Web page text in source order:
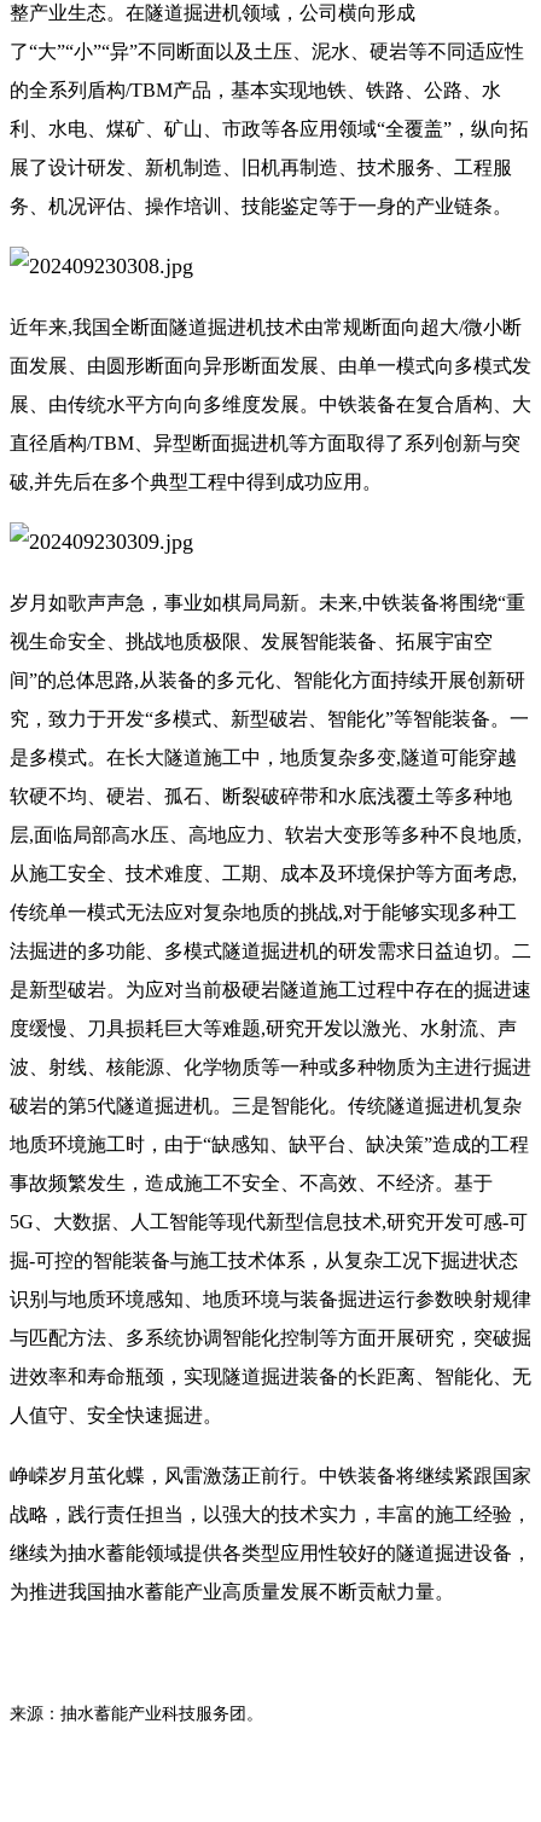
整产业生态。在隧道掘进机领域，公司横向形成
了“大”“小”“异”不同断面以及土压、泥水、硬岩等不同适应性
的全系列盾构/TBM产品，基本实现地铁、铁路、公路、水
利、水电、煤矿、矿山、市政等各应用领域“全覆盖”，纵向拓
展了设计研发、新机制造、旧机再制造、技术服务、工程服
务、机况评估、操作培训、技能鉴定等于一身的产业链条。
近年来,我国全断面隧道掘进机技术由常规断面向超大/微小断
面发展、由圆形断面向异形断面发展、由单一模式向多模式发
展、由传统水平方向向多维度发展。中铁装备在复合盾构、大
直径盾构/TBM、异型断面掘进机等方面取得了系列创新与突
破,并先后在多个典型工程中得到成功应用。
岁月如歌声声急，事业如棋局局新。未来,中铁装备将围绕“重
视生命安全、挑战地质极限、发展智能装备、拓展宇宙空
间”的总体思路,从装备的多元化、智能化方面持续开展创新研
究，致力于开发“多模式、新型破岩、智能化”等智能装备。一
是多模式。在长大隧道施工中，地质复杂多变,隧道可能穿越
软硬不均、硬岩、孤石、断裂破碎带和水底浅覆土等多种地
层,面临局部高水压、高地应力、软岩大变形等多种不良地质,
从施工安全、技术难度、工期、成本及环境保护等方面考虑,
传统单一模式无法应对复杂地质的挑战,对于能够实现多种工
法掘进的多功能、多模式隧道掘进机的研发需求日益迫切。二
是新型破岩。为应对当前极硬岩隧道施工过程中存在的掘进速
度缓慢、刀具损耗巨大等难题,研究开发以激光、水射流、声
波、射线、核能源、化学物质等一种或多种物质为主进行掘进
破岩的第5代隧道掘进机。三是智能化。传统隧道掘进机复杂
地质环境施工时，由于“缺感知、缺平台、缺决策”造成的工程
事故频繁发生，造成施工不安全、不高效、不经济。基于
5G、大数据、人工智能等现代新型信息技术,研究开发可感-可
掘-可控的智能装备与施工技术体系，从复杂工况下掘进状态
识别与地质环境感知、地质环境与装备掘进运行参数映射规律
与匹配方法、多系统协调智能化控制等方面开展研究，突破掘
进效率和寿命瓶颈，实现隧道掘进装备的长距离、智能化、无
人值守、安全快速掘进。
峥嵘岁月茧化蝶，风雷激荡正前行。中铁装备将继续紧跟国家
战略，践行责任担当，以强大的技术实力，丰富的施工经验，
继续为抽水蓄能领域提供各类型应用性较好的隧道掘进设备，
为推进我国抽水蓄能产业高质量发展不断贡献力量。
来源：抽水蓄能产业科技服务团。